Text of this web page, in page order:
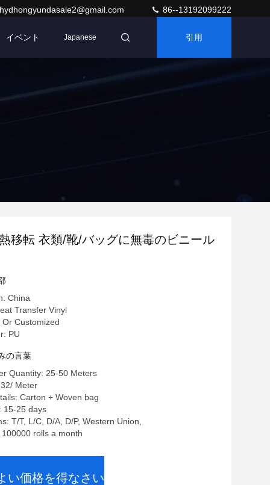
hydhongyundasale2@gmail.com 86--13192099222
イベント Japanese 引用
移転 衣類/靴/バッグに無毒のビニール
China
Transfer Vinyl
Customized
PU
の言葉
Quantity: 25-50 Meters
Meter
Carton + Woven bag
15-25 days
T/T, L/C, D/A, D/P, Western Union,
rolls a month
い価格を得なさい